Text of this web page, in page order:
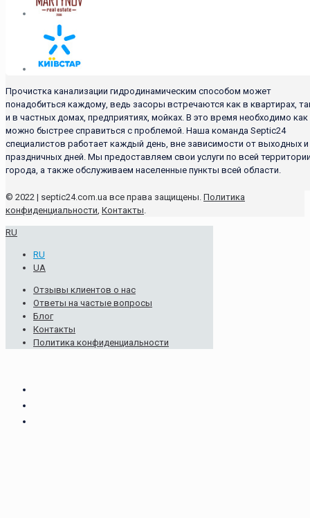
Прочистка канализации гидродинамическим способом может
понадобиться каждому, ведь засоры встречаются как в квартирах,
и в частных домах, предприятиях, мойках. В это время необходимо как
можно быстрее справиться с проблемой. Наша команда Septic24
специалистов работает каждый день, вне зависимости от выходных и
праздничных дней. Мы предоставляем свои услуги по всей
города, а также обслуживаем населенные пункты всей области.
© 2022 | septic24.com.ua все права защищены. Политика
конфиденциальности, Контакты.
RU
RU
UA
Отзывы клиентов о нас
Ответы на частые вопросы
Блог
Контакты
Политика конфиденциальности